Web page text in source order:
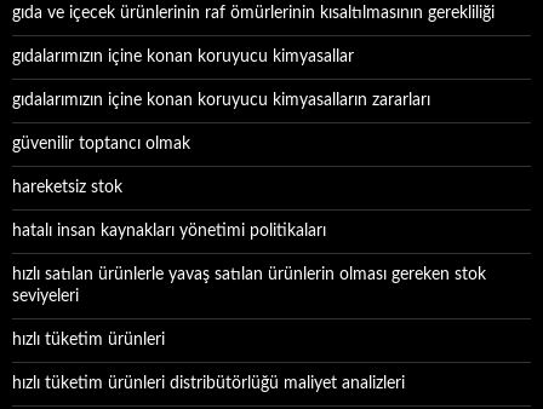
gıda ve içecek ürünlerinin raf ömürlerinin kısaltılmasının gerekliliği
gıdalarımızın içine konan koruyucu kimyasallar
gıdalarımızın içine konan koruyucu kimyasalların zararları
güvenilir toptancı olmak
hareketsiz stok
hatalı insan kaynakları yönetimi politikaları
hızlı satılan ürünlerle yavaş satılan ürünlerin olması gereken stok
seviyeleri
hızlı tüketim ürünleri
hızlı tüketim ürünleri distribütörlüğü maliyet analizleri